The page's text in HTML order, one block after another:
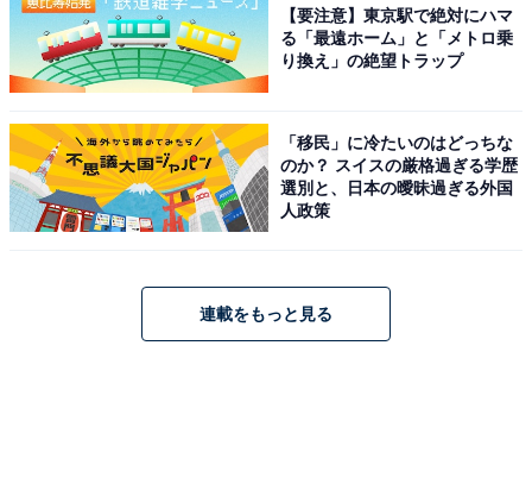
【要注意】東京駅で絶対にハマ
る「最遠ホーム」と「メトロ乗
り換え」の絶望トラップ
「移民」に冷たいのはどっちな
のか？ スイスの厳格過ぎる学歴
選別と、日本の曖昧過ぎる外国
人政策
連載をもっと見る